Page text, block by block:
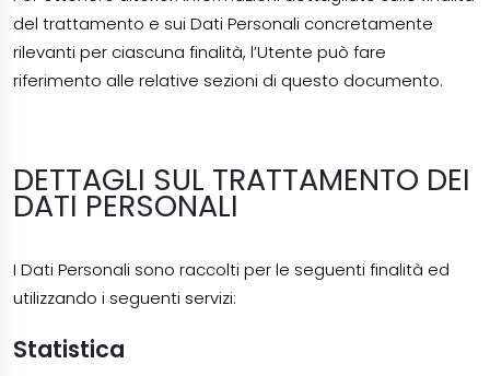
del trattamento e sui Dati Personali concretamente
rilevanti per ciascuna finalità, l’Utente può fare
riferimento alle relative sezioni di questo documento.
DETTAGLI SUL TRATTAMENTO DEI
DATI PERSONALI
I Dati Personali sono raccolti per le seguenti finalità ed
utilizzando i seguenti servizi:
Statistica